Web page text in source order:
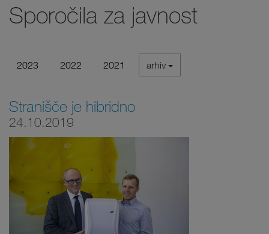
Sporočila za javnost
2023 2022 2021 arhiv
Stranišče je hibridno
24.10.2019